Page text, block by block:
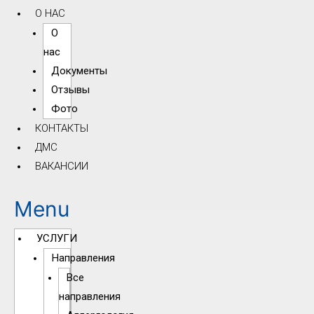
О НАС
О
нас
Документы
Отзывы
Фото
КОНТАКТЫ
ДМС
ВАКАНСИИ
Menu
УСЛУГИ
Направления
Все
направления